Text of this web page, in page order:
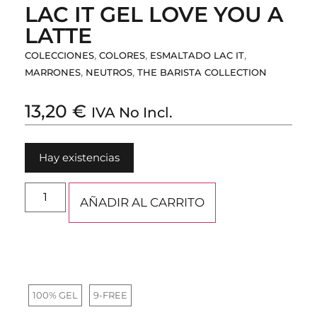
LAC IT GEL LOVE YOU A
LATTE
COLECCIONES, COLORES, ESMALTADO LAC IT,
MARRONES, NEUTROS, THE BARISTA COLLECTION
13,20 € IVA No Incl.
Hay existencias
AÑADIR AL CARRITO
100% GEL 9-FREE